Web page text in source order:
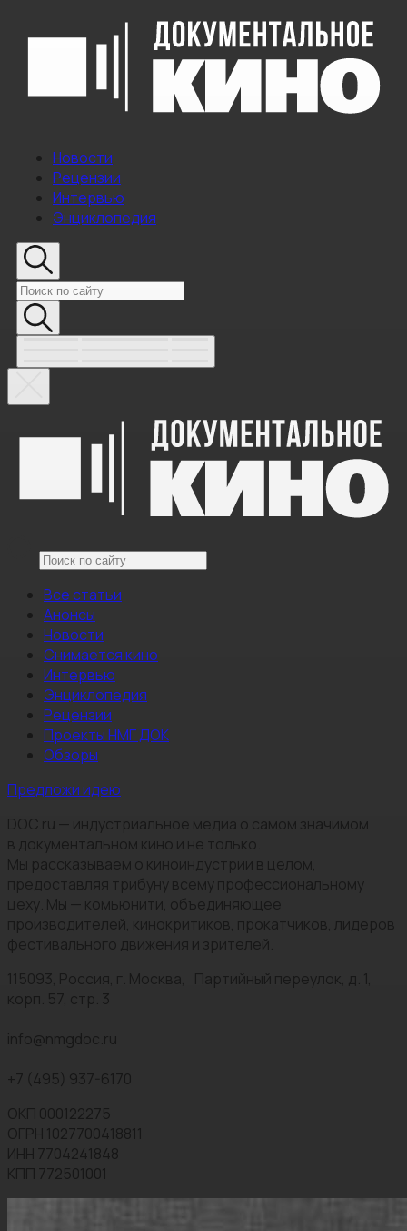
Новости
Рецензии
Интервью
Энциклопедия
Все статьи
Анонсы
Новости
Снимается кино
Интервью
Энциклопедия
Рецензии
Проекты НМГ ДОК
Обзоры
Предложи идею
DOC.ru — индустриальное медиа о самом значимом
в документальном кино и не только.
Мы рассказываем о киноиндустрии в целом,
предоставляя трибуну всему профессиональному
цеху. Мы — комьюнити, объединяющее
производителей, кинокритиков, прокатчиков, лидеров
фестивального движения и зрителей.
115093, Россия, г. Москва, Партийный переулок, д. 1,
корп. 57, стр. 3
info@nmgdoc.ru
+7 (495) 937-6170
ОКП 000122275
ОГРН 1027700418811
ИНН 7704241848
КПП 772501001